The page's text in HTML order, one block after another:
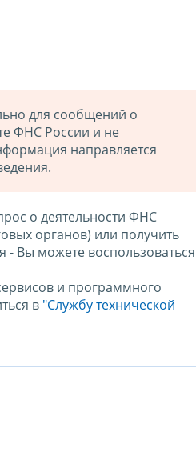
для сообщений о
ФНС России и не
направляется
о деятельности ФНС
органов) или получить
Вы можете воспользоваться
и программного
в "Службу технической